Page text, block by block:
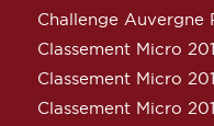
Challenge Auvergne
Classement Micro
Classement Micro
Classement Micro